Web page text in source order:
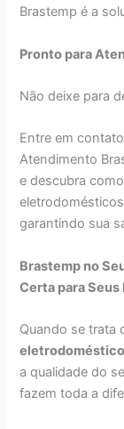
Brastemp é a
Pronto para
Não deixe para
Entre em
Atendimento
e descubra
garantindo sua
Brastemp no
Certa para
Quando se trata
a qualidade do
fazem toda a